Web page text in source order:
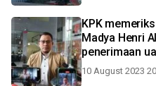
KPK
Madya Henri
penerimaan
10 August 2023